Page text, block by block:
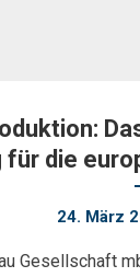
für die
24. März
Gesellschaft